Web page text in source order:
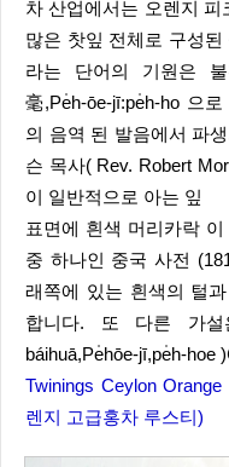
차 산업에서는 오렌지 피
많은 찻잎 전체로 구성
라는 단어의 기원은
毫,Pe̍h-ōe-jī:pe̍h-ho 으
의 음역 된 발음에서 파
슨 목사( Rev. Robert
이 일반적으로 아는 잎
표면에 흰색 머리카락
중 하나인 중국 사전
래쪽에 있는 흰색의 털
합니다. 또 다른 가
báihuā,Pe̍hōe-jī,pe̍h-hoe
Twinings Ceylon
렌지 고급홍차 루스티)